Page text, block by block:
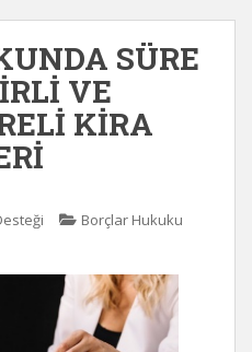
SÜRE
VE
KİRA
Borçlar Hukuku